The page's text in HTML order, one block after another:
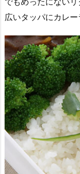
広いタッパにカレー